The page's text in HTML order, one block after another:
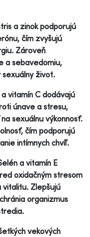
a zinok podporujú
čím zvyšujú
Zároveň
a sebavedomiu,
život.
vitamín C dodávajú
únave a stresu,
sexuálnu výkonnosť.
čím podporujú
intímnych chvíľ.
a vitamín E
oxidačným stresom
Zlepšujú
organizmus
vekových